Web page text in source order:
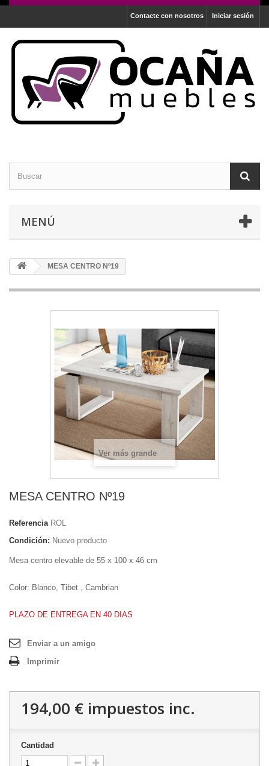
Iniciar sesión
Contacte con nosotros
MENÚ
MESA CENTRO Nº19
Ver más grande
MESA CENTRO Nº19
Referencia ROL
Condición: Nuevo producto
Mesa centro elevable de 55 x 100 x 46 cm
Color: Blanco, Tibet , Cambrian
PLAZO DE ENTREGA EN 40 DIAS
Enviar a un amigo
Imprimir
194,00 € impuestos inc.
Cantidad